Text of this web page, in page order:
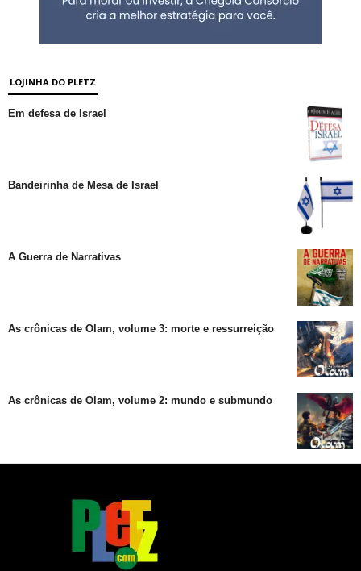
LOJINHA DO PLETZ
Em defesa de Israel
Bandeirinha de Mesa de Israel
A Guerra de Narrativas
As crônicas de Olam, volume 3: morte e ressurreição
As crônicas de Olam, volume 2: mundo e submundo